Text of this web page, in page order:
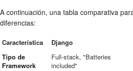
A continuación, una tabla comparativa
diferencias:
Característica Django
Tipo de
Framework
Full-stack, "Batteries
included"